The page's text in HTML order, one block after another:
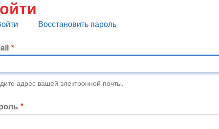
Восстановить пароль
адрес вашей электронной почты.